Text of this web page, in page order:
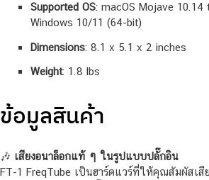
Supported OS: macOS Mojave 10.14
Windows 10/11 (64-bit)
Dimensions: 8.1 x 5.1 x 2 inches
Weight: 1.8 lbs
ข้อมูลสินค้า
🎶 เสียงอนาล็อกแท้ ๆ ในรูปแบบปลั๊กอิน
FT-1 FreqTube เป็นฮาร์ดแวร์ที่ให้คุณสัมผัสเ